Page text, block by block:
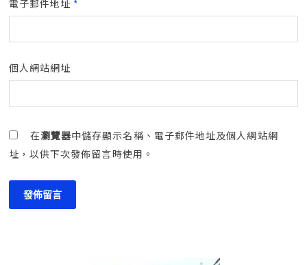
電子郵件地址 *
個人網站網址
在瀏覽器中儲存顯示名稱、電子郵件地址及個人網站網
址，以供下次發佈留言時使用。